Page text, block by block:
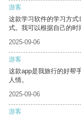
游客
这款学习软件的学习方
式。我可以根据自己的时
2025-09-06
游客
这款app是我旅行的好帮
人情。
2025-09-06
游客